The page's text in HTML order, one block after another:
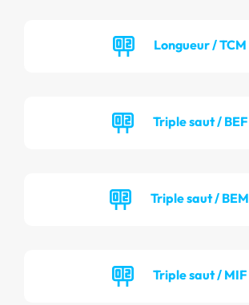
Longueur / TCM
Triple saut / BEF
Triple saut / BEM
Triple saut / MIF